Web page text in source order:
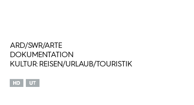
ARD/SWR/ARTE
DOKUMENTATION
KULTUR: REISEN/URLAUB/TOURISTIK